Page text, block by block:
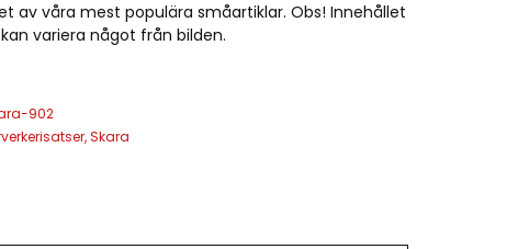
av våra mest populära småartiklar. Obs! Innehållet
variera något från bilden.
902
,Skara